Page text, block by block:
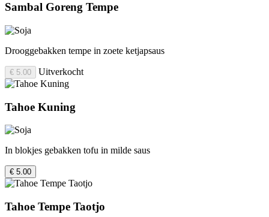
Sambal Goreng Tempe
Drooggebakken tempe in zoete ketjapsaus
€ 5.00 Uitverkocht
Tahoe Kuning
In blokjes gebakken tofu in milde saus
€ 5.00
Tahoe Tempe Taotjo